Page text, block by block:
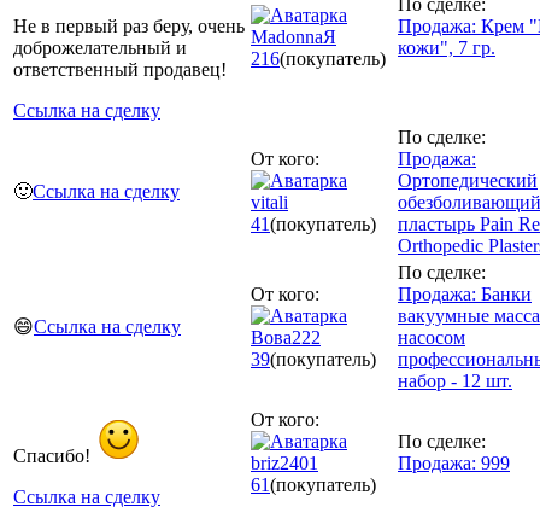
Не в первый раз беру, очень
доброжелательный и
ответственный продавец!
Ссылка на сделку
MadonnaЯ
216(покупатель)
Продажа: Крем
кожи", 7 гр.
🙂Ссылка на сделку
От кого:
vitali
41(покупатель)
По сделке:
Продажа:
Ортопедический
обезболивающий
пластырь Pain
Orthopedic
😄Ссылка на сделку
От кого:
Вова222
39(покупатель)
По сделке:
Продажа: Банки
вакуумные
насосом
набор - 12 шт.
Спасибо!
Ссылка на сделку
От кого:
briz2401
61(покупатель)
По сделке:
Продажа: 999